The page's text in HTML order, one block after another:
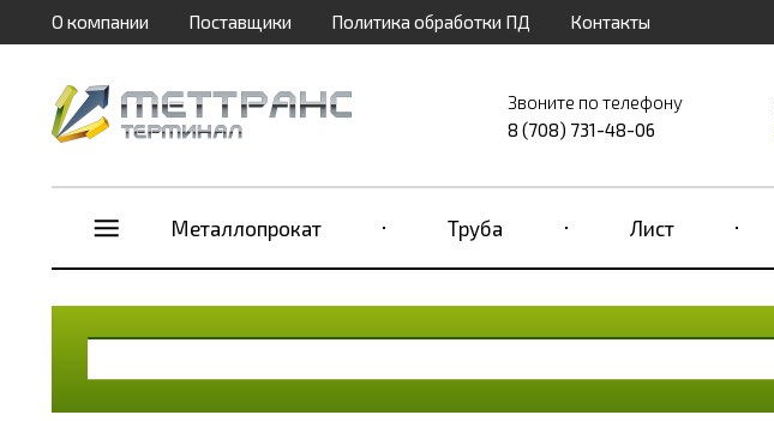
О компании Поставщики Политика обработки ПД Контакты
Звоните по телефону
8 (708) 731-48-06
Металлопрокат Труба Лист